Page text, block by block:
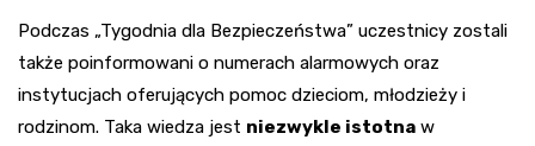
Podczas „Tygodnia dla Bezpieczeństwa” uczestnicy zostali
także poinformowani o numerach alarmowych oraz
instytucjach oferujących pomoc dzieciom, młodzieży i
rodzinom. Taka wiedza jest niezwykle istotna w